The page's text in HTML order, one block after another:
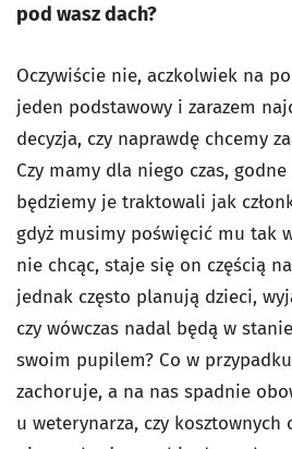
pod wasz dach?
Oczywiście nie, aczkolwiek na
jeden podstawowy i zarazem
decyzja, czy naprawdę chcemy
Czy mamy dla niego czas,
będziemy je traktowali jak
gdyż musimy poświęcić mu tak
nie chcąc, staje się on częścią
jednak często planują dzieci,
czy wówczas nadal będą w
swoim pupilem? Co w
zachoruje, a na nas spadnie
u weterynarza, czy kosztownych